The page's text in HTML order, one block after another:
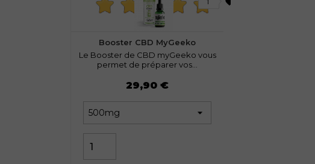
7 avis
Booster CBD MyGeeko
Le Booster de CBD myGeeko vous
permet de préparer vos...
29,90 €